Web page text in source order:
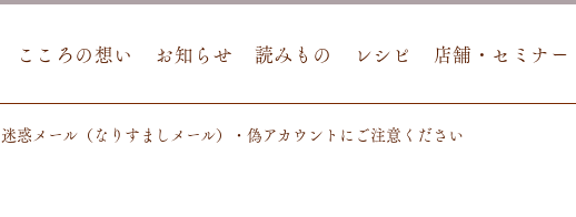
こころの想い お知らせ 読みもの レシピ 店舗・セミナー
迷惑メール（なりすましメール）・偽アカウントにご注意ください